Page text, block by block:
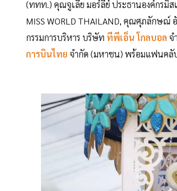
(ททท.) คุณจูเลีย มอร์ลีย์ ประธานองค์กรมิส
MISS WORLD THAILAND, คุณศุภลักษ
กรรมการบริหาร บริษัท ทีพีเอ็น โกลบอล จ
การบินไทย จำกัด (มหาชน) พร้อมแฟนคลั